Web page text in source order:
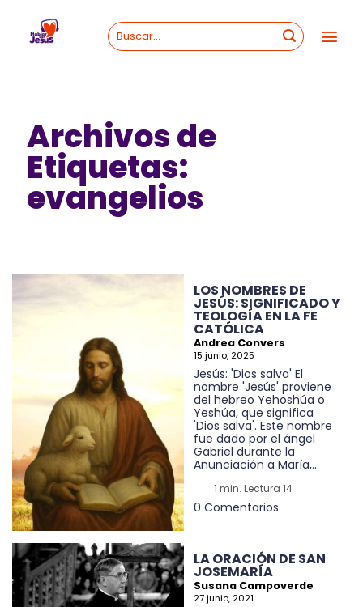
content
Archivos de
Etiquetas:
evangelios
LOS NOMBRES DE
JESÚS: SIGNIFICADO Y
TEOLOGÍA EN LA FE
CATÓLICA
Andrea Convers
15 junio, 2025
Jesús: 'Dios salva' El
nombre 'Jesús' proviene
del hebreo Yehoshúa o
Yeshúa, que significa
'Dios salva'. Este nombre
fue dado por el ángel
Gabriel durante la
Anunciación a María,...
1 min. Lectura 14
0 Comentarios
LA ORACIÓN DE SAN
JOSEMARÍA
Susana Campoverde
27 junio, 2021